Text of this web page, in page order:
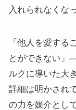
入れられなくな
「他人を愛する
とができない」
ルクに導いた大
詳細は明かされ
の力を媒介とし